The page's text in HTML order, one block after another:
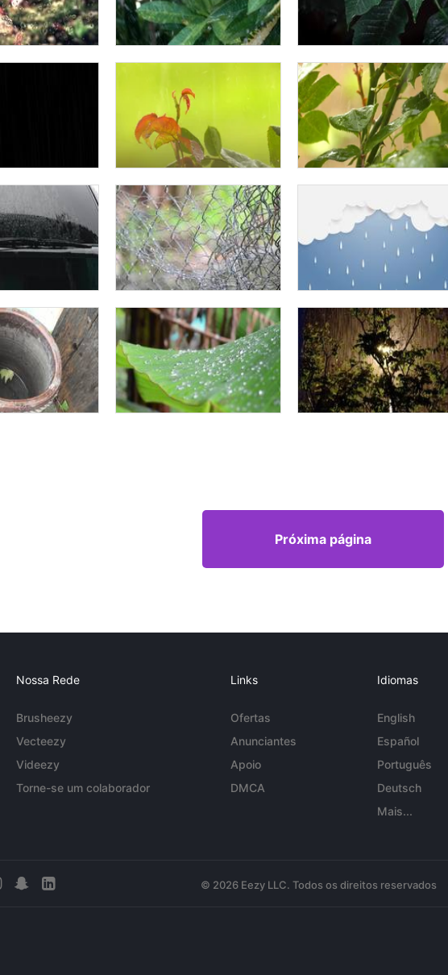
Próxima página
Nossa Rede
Brusheezy
Vecteezy
Videezy
Torne-se um colaborador
Links
Ofertas
Anunciantes
Apoio
DMCA
Idiomas
English
Español
Português
Deutsch
Mais...
© 2026 Eezy LLC. Todos os direitos reservados